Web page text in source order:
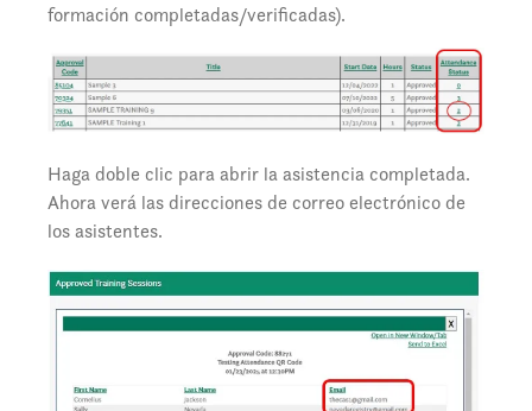
formación completadas/verificadas).
Haga doble clic para abrir la asistencia completada.
Ahora verá las direcciones de correo electrónico de
los asistentes.